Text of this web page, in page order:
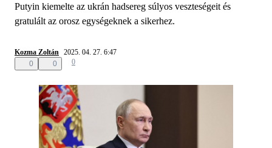
Putyin kiemelte az ukrán hadsereg súlyos veszteségeit és
gratulált az orosz egységeknek a sikerhez.
Kozma Zoltán 2025. 04. 27. 6:47
0
0 0